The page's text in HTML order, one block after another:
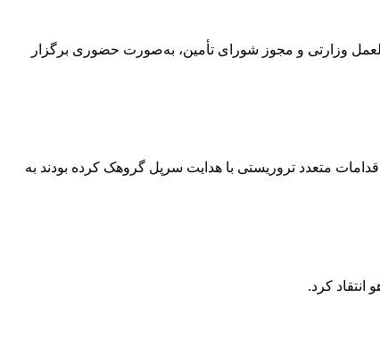
و دوم این استان، با توجه به دستورالعمل وزارتی و مجوز شورای تأمین، به‌صورت حضوری برگزار
متعدد تروریستی با هدایت سرپل گروهک کرده بودند به
کرد.